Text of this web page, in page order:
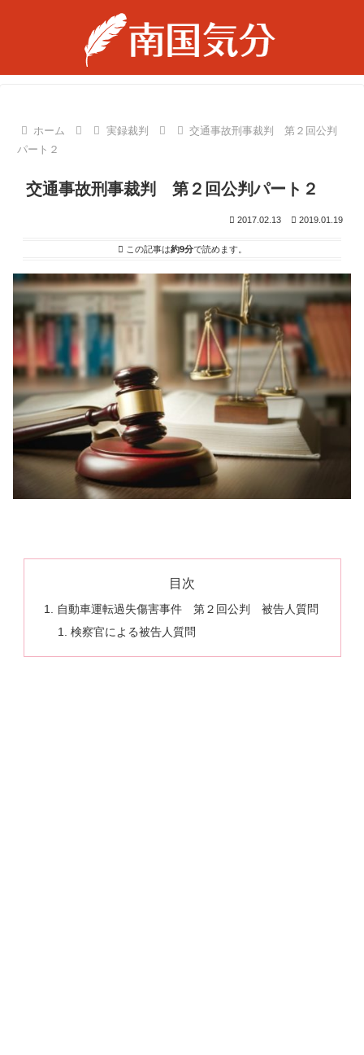
ホーム 実録裁判
交通事故刑事裁判 第２回公判
パート２
交通事故刑事裁判 第２回公判パート２
2017.02.13 2019.01.19
この記事は約9分で読めます。
目次
自動車運転過失傷害事件 第２回公判 被告人質問
検察官による被告人質問